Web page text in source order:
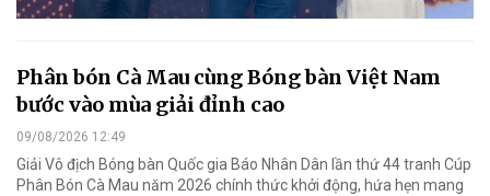
Phân bón Cà Mau cùng Bóng bàn Việt Nam
bước vào mùa giải đỉnh cao
09/08/2026 12:49
Giải Vô địch Bóng bàn Quốc gia Báo Nhân Dân lần thứ 44 tranh Cúp
Phân Bón Cà Mau năm 2026 chính thức khởi động, hứa hẹn mang